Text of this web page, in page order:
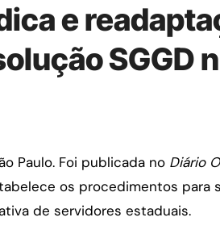
e
SGGD
Paulo. Foi publicada no Diário
os procedimentos para
de servidores estaduais.